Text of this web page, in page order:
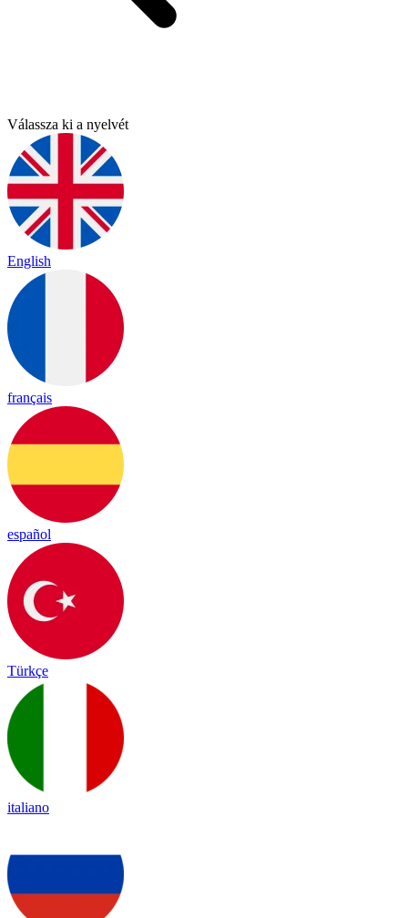
Válassza ki a nyelvét
English
français
español
Türkçe
italiano